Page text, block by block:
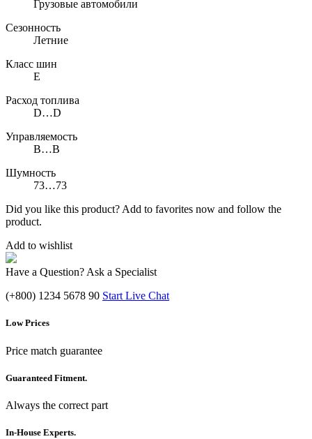
Грузовые автомобили
Сезонность
Летние
Класс шин
E
Расход топлива
D…D
Управляемость
B…B
Шумность
73…73
Did you like this product? Add to favorites now and follow the
product.
Add to wishlist
Have a Question? Ask a Specialist
(+800) 1234 5678 90 Start Live Chat
Low Prices
Price match guarantee
Guaranteed Fitment.
Always the correct part
In-House Experts.